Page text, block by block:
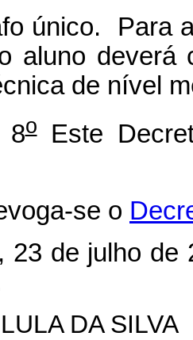
único. Para
aluno deverá
de nível
8oEste
se o
de julho de
DA SILVA